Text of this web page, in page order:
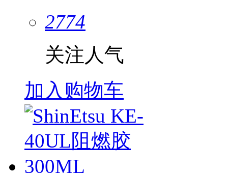
2774
关注人气
加入购物车